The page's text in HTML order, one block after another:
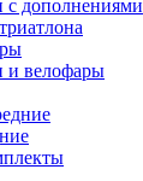
с дополнениями
и велофары